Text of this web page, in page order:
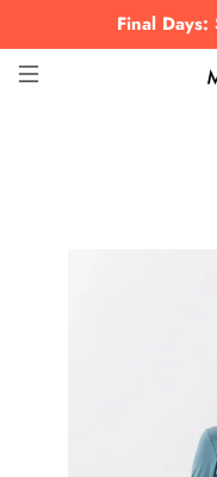
Final Days: